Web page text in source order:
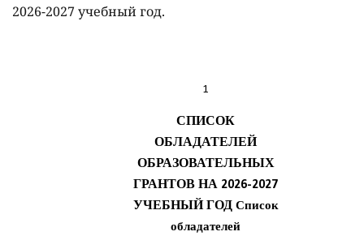
2026-2027 учебный год.